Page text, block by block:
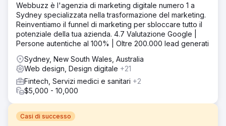
Webbuzz è l'agenzia di marketing digitale numero 1 a
Sydney specializzata nella trasformazione del marketing.
Reinventiamo il funnel di marketing per sbloccare tutto il
potenziale della tua azienda. 4.7 Valutazione Google |
Persone autentiche al 100% | Oltre 200.000 lead generati
Sydney, New South Wales, Australia
Web design, Design digitale +21
Fintech, Servizi medici e sanitari +2
$5,000 - 10,000
Casi di successo